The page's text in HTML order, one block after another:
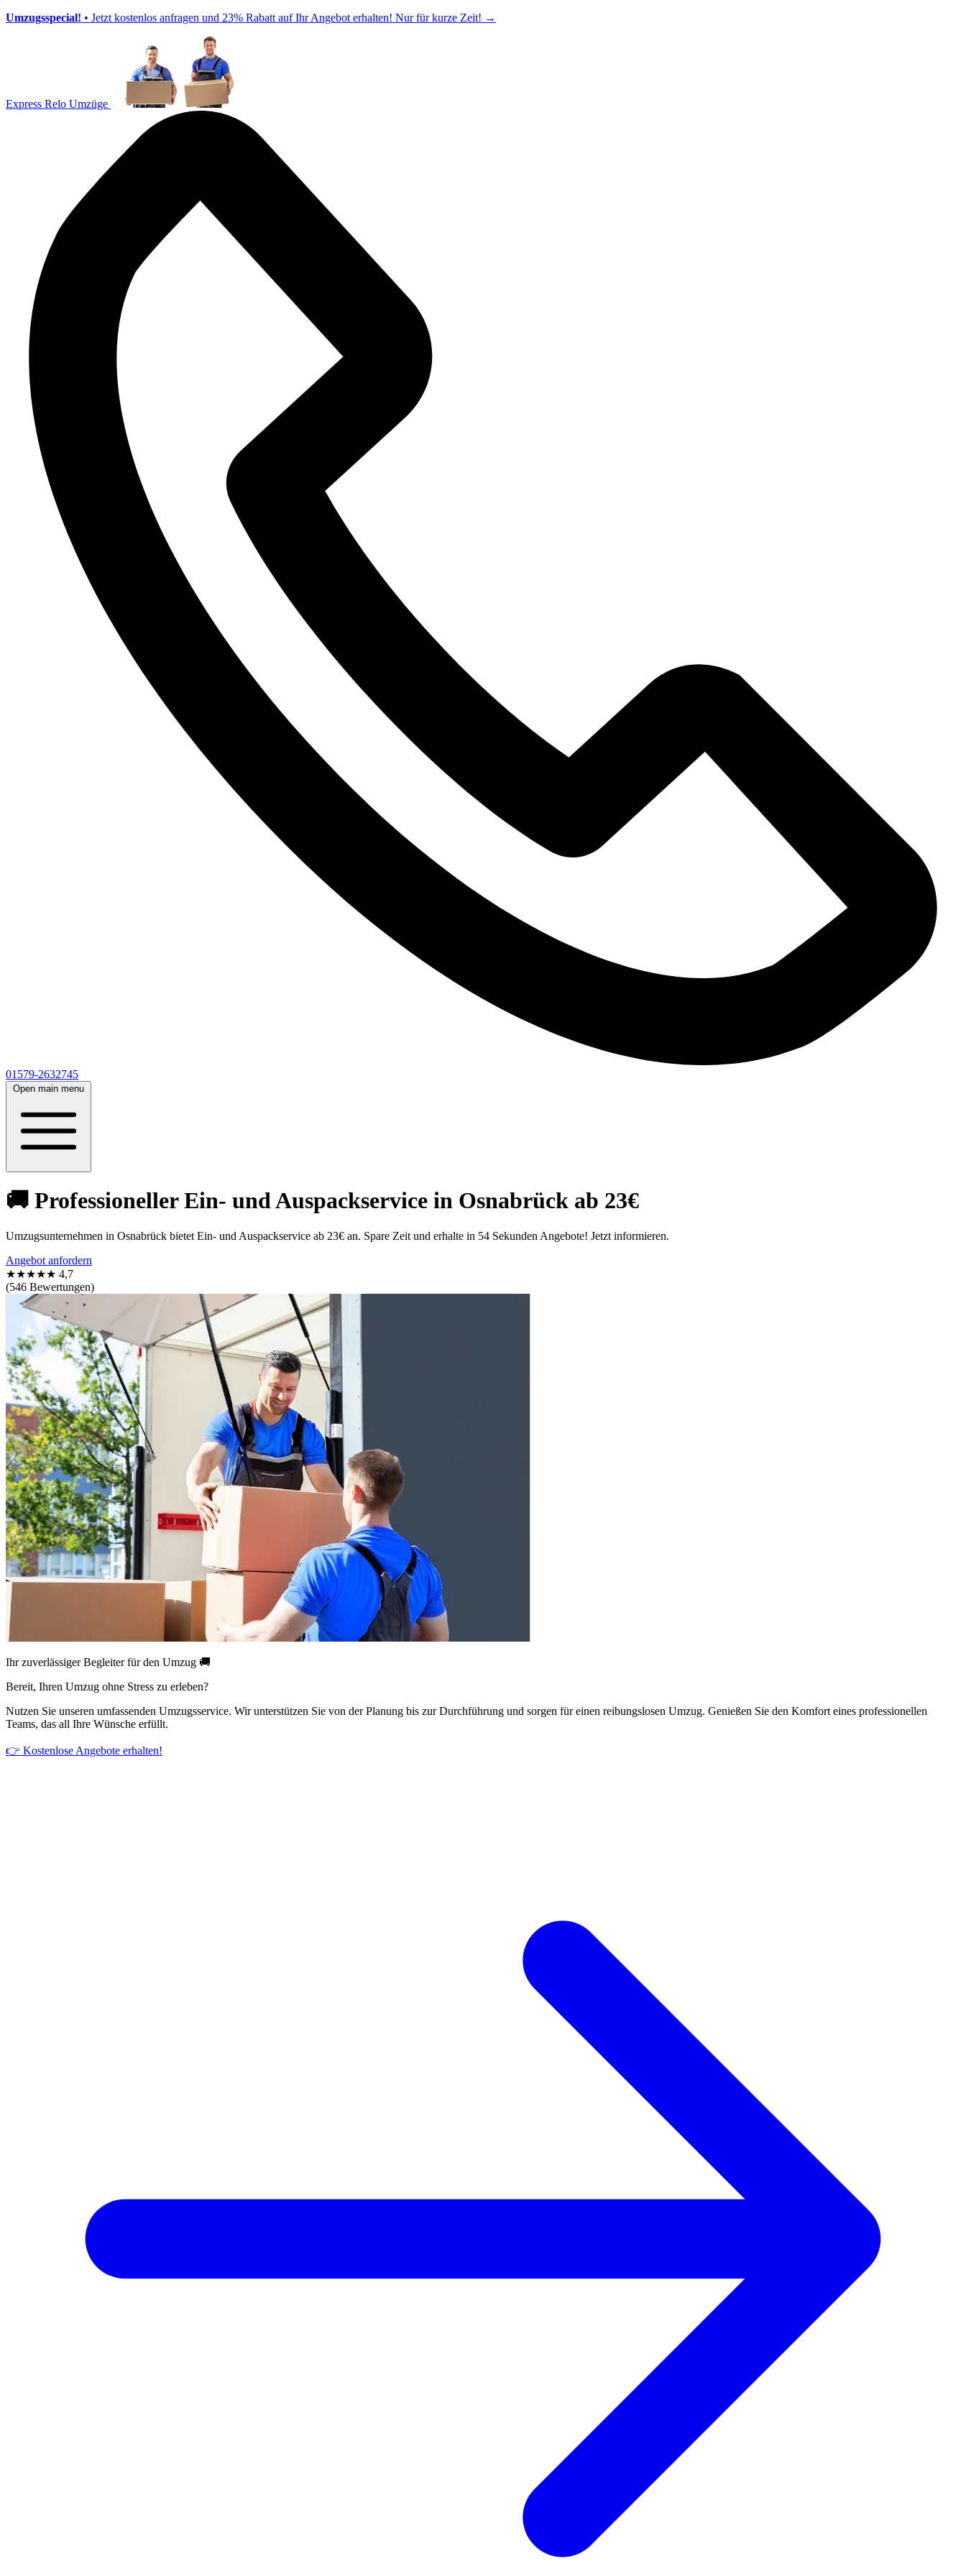
Umzugsspecial! • Jetzt kostenlos anfragen und 23% Rabatt auf Ihr Angebot erhalten! Nur für kurze Zeit! →
Express Relo Umzüge
01579-2632745
Open main menu
🚚 Professioneller Ein- und Auspackservice in Osnabrück ab 23€
Umzugsunternehmen in Osnabrück bietet Ein- und Auspackservice ab 23€ an. Spare Zeit und erhalte in 54 Sekunden Angebote! Jetzt informieren.
Angebot anfordern
★★★★★ 4,7
(546 Bewertungen)
Ihr zuverlässiger Begleiter für den Umzug 🚚
Bereit, Ihren Umzug ohne Stress zu erleben?
Nutzen Sie unseren umfassenden Umzugsservice. Wir unterstützen Sie von der Planung bis zur Durchführung und sorgen für einen reibungslosen Umzug. Genießen Sie den Komfort eines professionellen
Teams, das all Ihre Wünsche erfüllt.
👉 Kostenlose Angebote erhalten!